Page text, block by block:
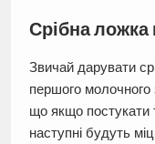
Срібна
Звичай дарувати
першого
що якщо постукати
наступні будуть